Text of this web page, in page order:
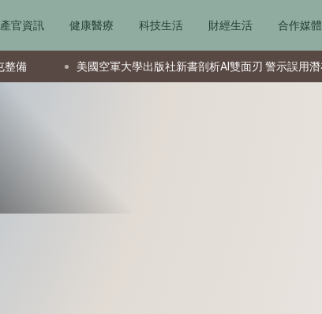
產官資訊 健康醫療 科技生活 財經生活 合作媒體
美國空軍大學出版社新書剖析AI雙面刃 警示誤用潛在風險